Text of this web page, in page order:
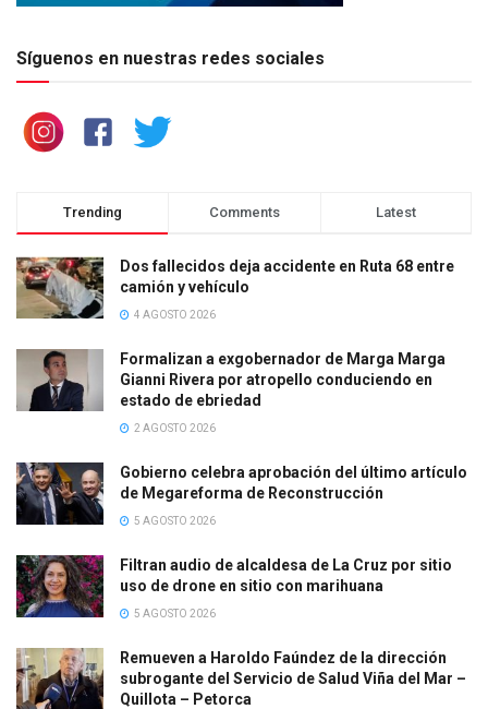
Síguenos en nuestras redes sociales
Trending Comments Latest
Dos fallecidos deja accidente en Ruta 68 entre
camión y vehículo
4 AGOSTO 2026
Formalizan a exgobernador de Marga Marga
Gianni Rivera por atropello conduciendo en
estado de ebriedad
2 AGOSTO 2026
Gobierno celebra aprobación del último artículo
de Megareforma de Reconstrucción
5 AGOSTO 2026
Filtran audio de alcaldesa de La Cruz por sitio
uso de drone en sitio con marihuana
5 AGOSTO 2026
Remueven a Haroldo Faúndez de la dirección
subrogante del Servicio de Salud Viña del Mar –
Quillota – Petorca